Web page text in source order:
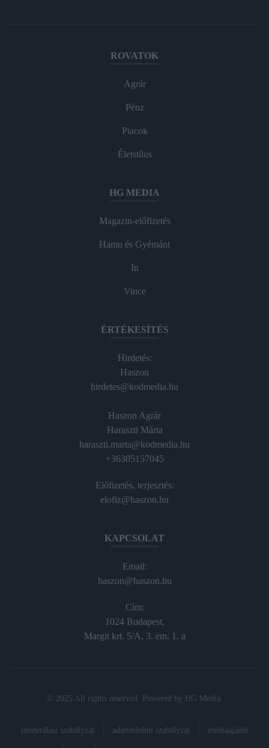
ROVATOK
Agrár
Pénz
Piacok
Életstílus
HG MEDIA
Magazin-előfizetés
Hamu és Gyémánt
In
Vince
ÉRTÉKESÍTÉS
Hirdetés:
Haszon
hirdetes@kodmedia.hu
Haszon Agrár
Haraszti Márta
haraszti.marta@kodmedia.hu
+36305157045
Előfizetés, terjesztés:
elofiz@haszon.hu
KAPCSOLAT
Email:
haszon@haszon.hu
Cím:
1024 Budapest,
Margit krt. 5/A, 3. em. 1. a
© 2025 All rights reserved. Powered by HG Media
moderálási szabályzat adatvédelmi szabályzat médiaajánló